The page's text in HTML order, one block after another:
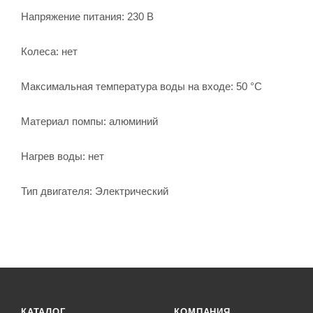
Напряжение питания: 230 В
Колеса: нет
Максимальная температура воды на входе: 50 °С
Материал помпы: алюминий
Нагрев воды: нет
Тип двигателя: Электрический